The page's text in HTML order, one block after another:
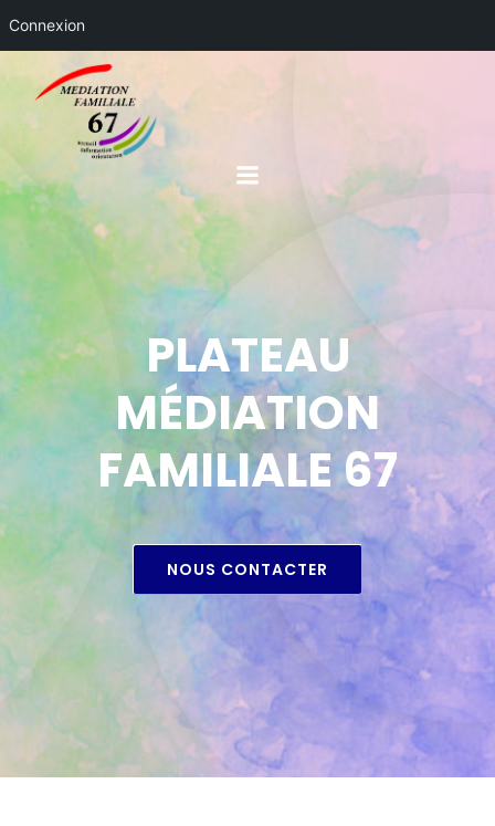
Connexion
PLATEAU
MÉDIATION
FAMILIALE 67
NOUS CONTACTER